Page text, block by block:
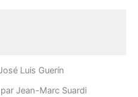
Luis Guerín
Jean-Marc Suardi